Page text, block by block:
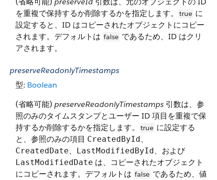
を重複で保持するか削除するかを指定します。
true に
設定すると、ID はコピーされたオブジェクトにコピー
されます。デフォルトは false であるため、ID はクリ
アされます。
preserveReadonlyTimestamps
型: Boolean
(省略可能) preserveReadonlyTimestamps 引数は、参
照のみのタイムスタンプとユーザー ID 項目を重複で保
持するか削除するかを指定します。
true に設定する
と、参照のみの項目 CreatedById、
CreatedDate、 LastModifiedById、および
LastModifiedDate は、コピーされたオブジェクト
にコピーされます。デフォルトは false であるため、値